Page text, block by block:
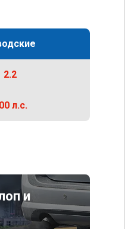
2.2
л.с.
и